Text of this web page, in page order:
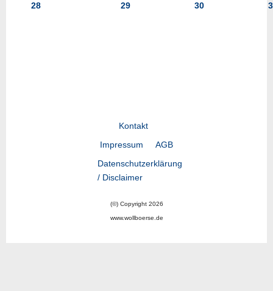
28
29 30
Kontakt
Impressum
AGB
Datenschutzerklärung
/ Disclaimer
(©) Copyright 2026
www.wollboerse.de